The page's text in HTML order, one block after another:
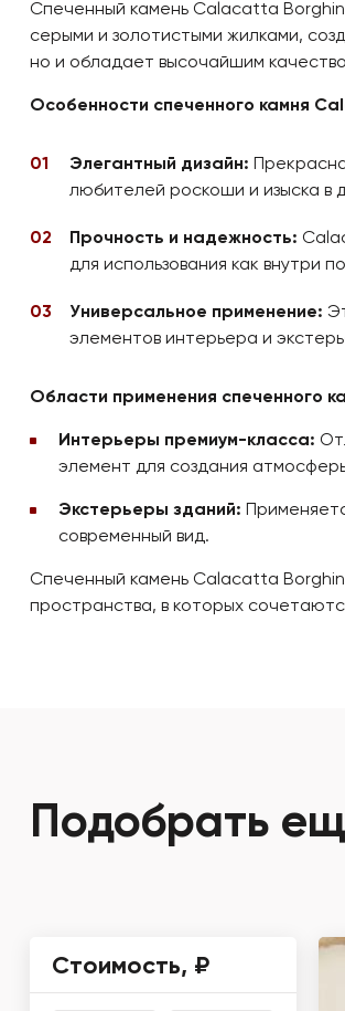
Спеченный камень Calacatta
серыми и золотистыми жилками,
но и обладает высочайшим
Особенности спеченного камня
Элегантный дизайн:
любителей роскоши и изыска в
Прочность и надежность:
для использования как внутри
Универсальное применение:
элементов интерьера и
Области применения спеченного
Интерьеры премиум-класса:
элемент для создания
Экстерьеры зданий:
современный вид.
Спеченный камень Calacatta
пространства, в которых
Подобрать
Стоимость, ₽